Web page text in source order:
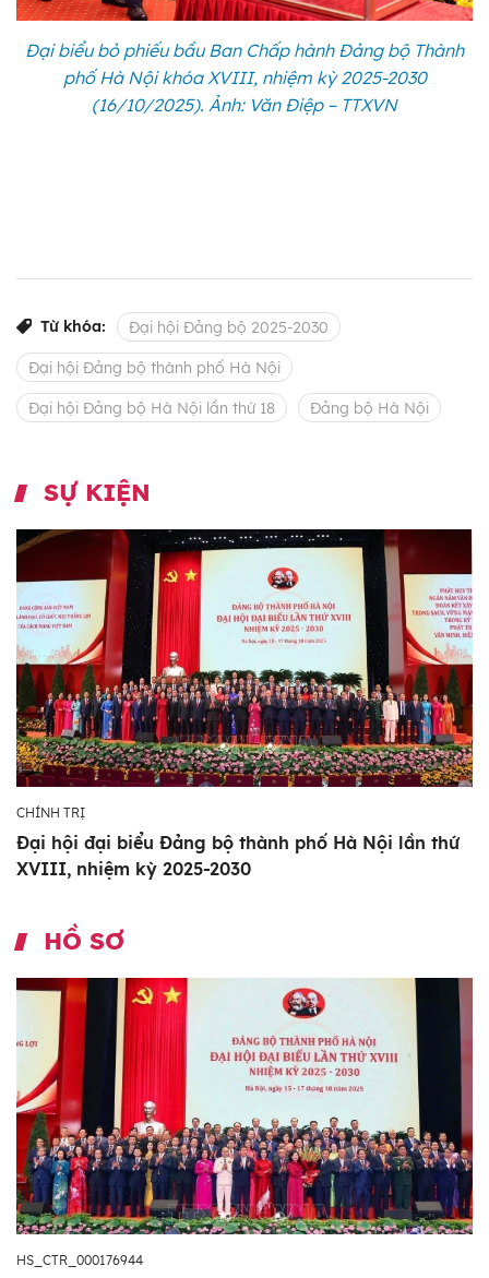
Đại biểu bỏ phiếu bầu Ban Chấp hành Đảng bộ Thành
phố Hà Nội khóa XVIII, nhiệm kỳ 2025-2030
(16/10/2025). Ảnh: Văn Điệp – TTXVN
Từ khóa: Đại hội Đảng bộ 2025-2030
Đại hội Đảng bộ thành phố Hà Nội
Đại hội Đảng bộ Hà Nội lần thứ 18 Đảng bộ Hà Nội
SỰ KIỆN
CHÍNH TRỊ
Đại hội đại biểu Đảng bộ thành phố Hà Nội lần thứ
XVIII, nhiệm kỳ 2025-2030
HỒ SƠ
HS_CTR_000176944